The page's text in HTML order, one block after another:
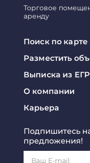
Торговое
аренду
Поиск по карте
Разместить
Выписка из
О компании
Карьера
Подпишитесь
предложения!